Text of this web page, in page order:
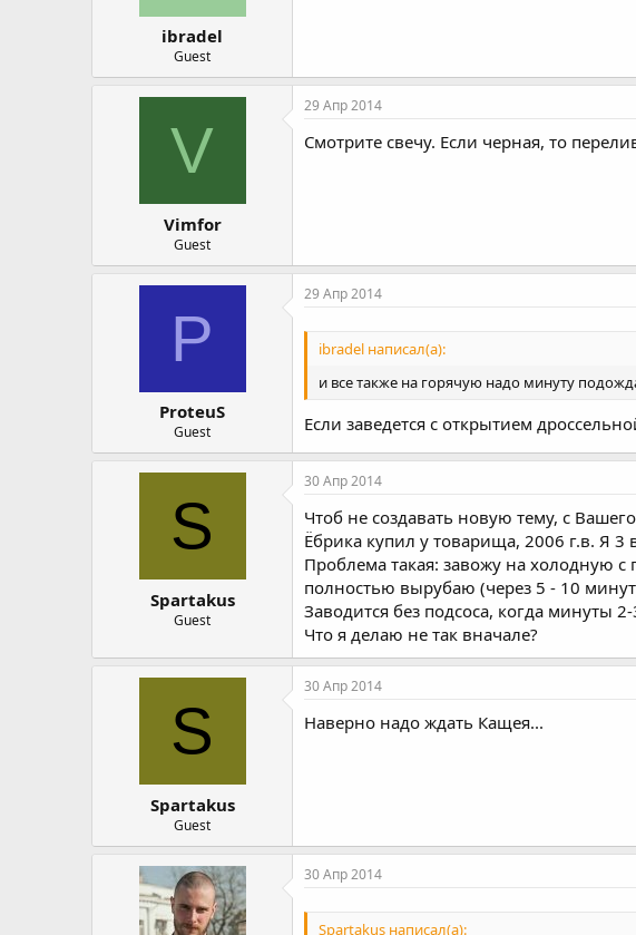
ibradel
Guest
V
Vimfor
Guest
29 Апр 2014
Смотрите свечу. Если черная, то
P
ProteuS
Guest
29 Апр 2014
ibradel написал(а):
и все также на горячую надо минуту
Если заведется с открытием
S
Spartakus
Guest
30 Апр 2014
Чтоб не создавать новую тему, с
Ёбрика купил у товарища, 2006 г.в. Я 3
Проблема такая: завожу на холодную
полностью вырубаю (через 5 - 10
Заводится без подсоса, когда минуты
Что я делаю не так вначале?
S
Spartakus
Guest
30 Апр 2014
Наверно надо ждать Кащея...
30 Апр 2014
Spartakus написал(а):